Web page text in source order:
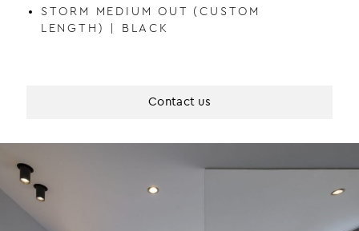
STORM MEDIUM OUT (CUSTOM
LENGTH) | BLACK
Contact us